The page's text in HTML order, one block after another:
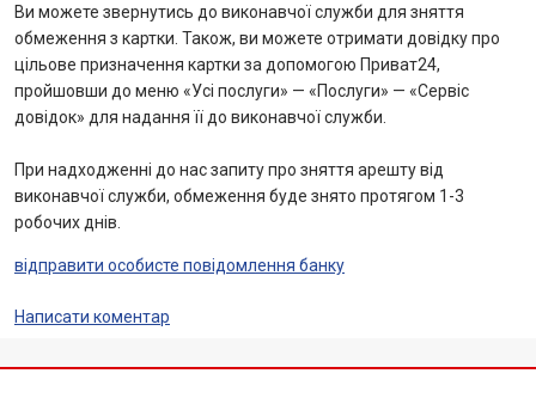
Ви можете звернутись до виконавчої служби для зняття
обмеження з картки. Також, ви можете отримати довідку про
цільове призначення картки за допомогою Приват24,
пройшовши до меню «Усі послуги» — «Послуги» — «Сервіс
довідок» для надання її до виконавчої служби.
При надходженні до нас запиту про зняття арешту від
виконавчої служби, обмеження буде знято протягом 1-3
робочих днів.
відправити особисте повідомлення банку
Написати коментар